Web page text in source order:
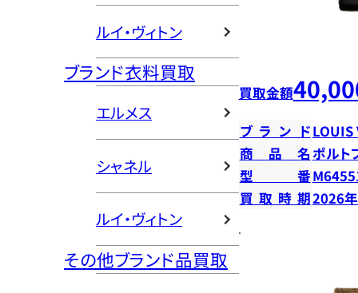
ルイ・ヴィトン
ブランド衣料買取
エルメス
シャネル
ルイ・ヴィトン
その他ブランド品買取
買取金額
ブランドLOUIS
商品名ポルト
型番
買取時期2026